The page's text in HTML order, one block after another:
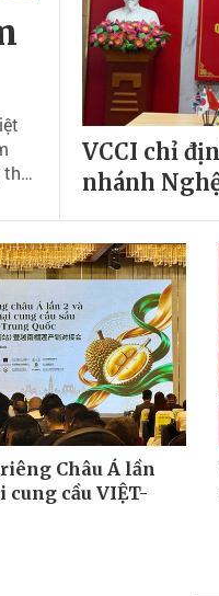
VCCI chỉ
nhánh
Châu Á lần
cung cầu VIỆT-